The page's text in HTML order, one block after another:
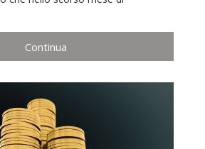
Continua